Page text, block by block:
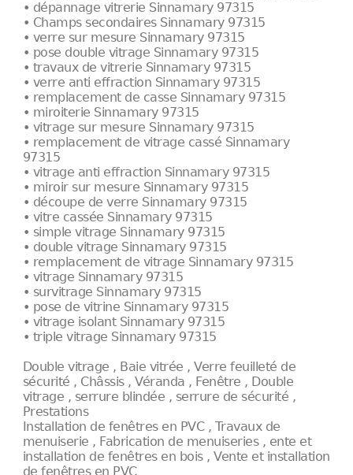
• dépannage vitrerie Sinnamary 97315
• Champs secondaires Sinnamary 97315
• verre sur mesure Sinnamary 97315
• pose double vitrage Sinnamary 97315
• travaux de vitrerie Sinnamary 97315
• verre anti effraction Sinnamary 97315
• remplacement de casse Sinnamary 97315
• miroiterie Sinnamary 97315
• vitrage sur mesure Sinnamary 97315
• remplacement de vitrage cassé Sinnamary
97315
• vitrage anti effraction Sinnamary 97315
• miroir sur mesure Sinnamary 97315
• découpe de verre Sinnamary 97315
• vitre cassée Sinnamary 97315
• simple vitrage Sinnamary 97315
• double vitrage Sinnamary 97315
• remplacement de vitrage Sinnamary 97315
• vitrage Sinnamary 97315
• survitrage Sinnamary 97315
• pose de vitrine Sinnamary 97315
• vitrage isolant Sinnamary 97315
• triple vitrage Sinnamary 97315
Double vitrage , Baie vitrée , Verre feuilleté de
sécurité , Châssis , Véranda , Fenêtre , Double
vitrage , serrure blindée , serrure de sécurité ,
Prestations
Installation de fenêtres en PVC , Travaux de
menuiserie , Fabrication de menuiseries , ente et
installation de fenêtres en bois , Vente et installation
de fenêtres en PVC